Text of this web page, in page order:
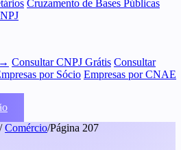
Cruzamento de Bases Públicas
Consultar CNPJ Grátis Consultar
por Sócio Empresas por CNAE
/ Comércio/Página 207